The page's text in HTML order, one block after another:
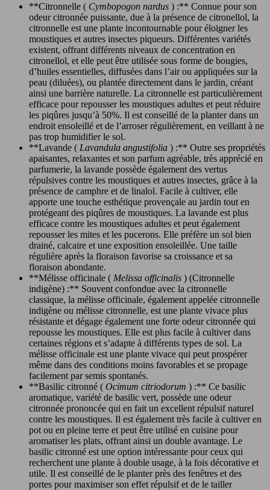
**Citronnelle ( Cymbopogon nardus ) :** Connue pour son
odeur citronnée puissante, due à la présence de citronellol, la
citronnelle est une plante incontournable pour éloigner les
moustiques et autres insectes piqueurs. Différentes variétés
existent, offrant différents niveaux de concentration en
citronellol, et elle peut être utilisée sous forme de bougies,
d’huiles essentielles, diffusées dans l’air ou appliquées sur la
peau (diluées), ou plantée directement dans le jardin, créant
ainsi une barrière naturelle. La citronnelle est particulièrement
efficace pour repousser les moustiques adultes et peut réduire
les piqûres jusqu’à 50%. Il est conseillé de la planter dans un
endroit ensoleillé et de l’arroser régulièrement, en veillant à ne
pas trop humidifier le sol.
**Lavande ( Lavandula angustifolia ) :** Outre ses propriétés
apaisantes, relaxantes et son parfum agréable, très apprécié en
parfumerie, la lavande possède également des vertus
répulsives contre les moustiques et autres insectes, grâce à la
présence de camphre et de linalol. Facile à cultiver, elle
apporte une touche esthétique provençale au jardin tout en
protégeant des piqûres de moustiques. La lavande est plus
efficace contre les moustiques adultes et peut également
repousser les mites et les pucerons. Elle préfère un sol bien
drainé, calcaire et une exposition ensoleillée. Une taille
régulière après la floraison favorise sa croissance et sa
floraison abondante.
**Mélisse officinale ( Melissa officinalis ) (Citronnelle
indigène) :** Souvent confondue avec la citronnelle
classique, la mélisse officinale, également appelée citronnelle
indigène ou mélisse citronnelle, est une plante vivace plus
résistante et dégage également une forte odeur citronnée qui
repousse les moustiques. Elle est plus facile à cultiver dans
certaines régions et s’adapte à différents types de sol. La
mélisse officinale est une plante vivace qui peut prospérer
même dans des conditions moins favorables et se propage
facilement par semis spontanés.
**Basilic citronné ( Ocimum citriodorum ) :** Ce basilic
aromatique, variété de basilic vert, possède une odeur
citronnée prononcée qui en fait un excellent répulsif naturel
contre les moustiques. Il est également très facile à cultiver en
pot ou en pleine terre et peut être utilisé en cuisine pour
aromatiser les plats, offrant ainsi un double avantage. Le
basilic citronné est une option intéressante pour ceux qui
recherchent une plante à double usage, à la fois décorative et
utile. Il est conseillé de le planter près des fenêtres et des
portes pour maximiser son effet répulsif et de le tailler